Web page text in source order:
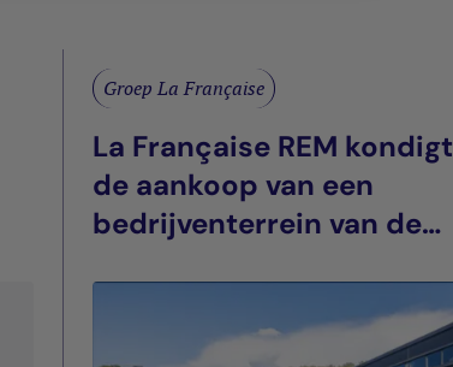
Groep La Française
La Française REM kondigt
de aankoop van een
bedrijventerrein van de